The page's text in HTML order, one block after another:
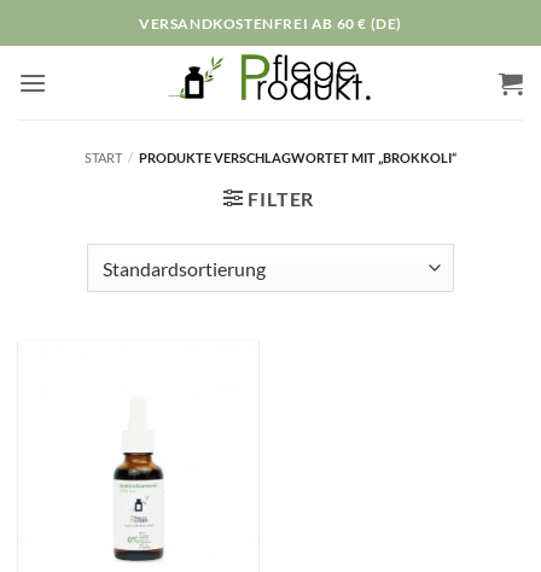
Inhalt
springen
VERSANDKOSTENFREI AB 60 € (DE)
START / PRODUKTE VERSCHLAGWORTET MIT „BROKKOLI“
FILTER